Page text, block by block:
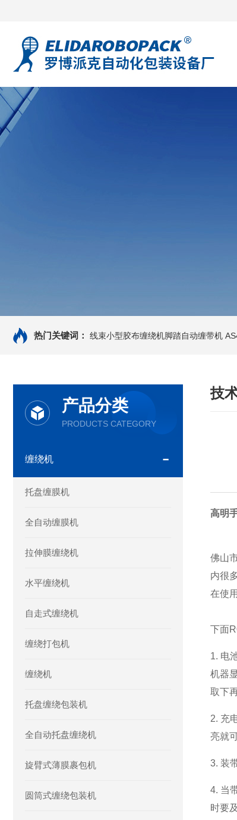
热门关键词： 线束小型胶布缠绕机脚踏自动缠带机
产品分类
PRODUCTS CATEGORY
缠绕机
托盘缠膜机
全自动缠膜机
拉伸膜缠绕机
水平缠绕机
自走式缠绕机
缠绕打包机
缠绕机
托盘缠绕包装机
全自动托盘缠绕机
旋臂式薄膜裹包机
圆筒式缠绕包装机
技
高明
佛山
内很
在使
下面
1. 电
机器
取下
2. 充
亮就
3. 装
4. 当
时要